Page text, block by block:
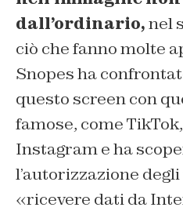
dall’ordinario,nel
ciò che fanno molte
Snopesha
questo screen con
famose, come
Instagram e ha
l’autorizzazione
«ricevere dati da